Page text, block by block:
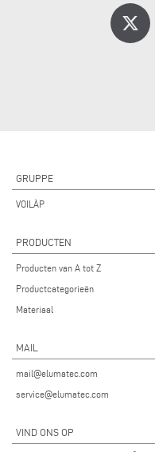
GRUPPE
VOILÀP
PRODUCTEN
Producten van A tot Z
Productcategorieën
Materiaal
MAIL
mail@elumatec.com
service@elumatec.com
VIND ONS OP